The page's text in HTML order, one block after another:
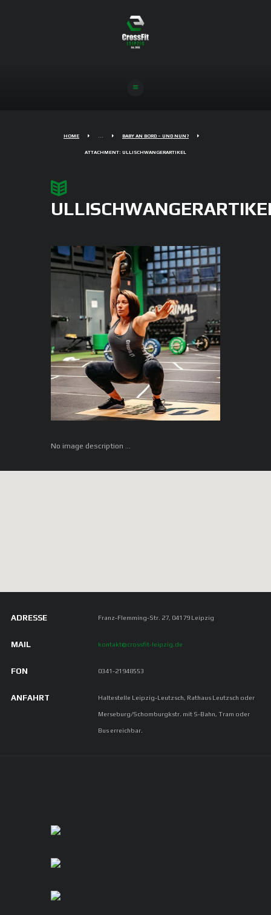
HOME ... BABY AN BORD – UND NUN?
ATTACHMENT: ULLISCHWANGERARTIKEL
No image description ...
ADRESSE Franz-Flemming-Str. 27, 04179 Leipzig
MAIL kontakt@crossfit-leipzig.de
FON 0341-21948553
ANFAHRT Haltestelle Leipzig-Leutzsch, Rathaus Leutzsch oder
Merseburg/Schomburgkstr. mit S-Bahn, Tram oder
Bus erreichbar.